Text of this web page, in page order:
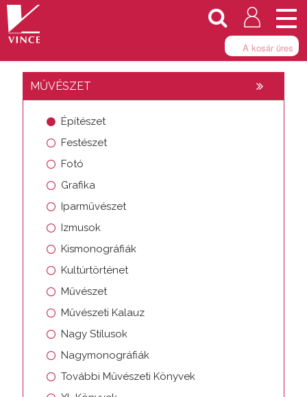
A kosár üres
MŰVÉSZET
Építészet
Festészet
Fotó
Grafika
Iparművészet
Izmusok
Kismonográfiák
Kultúrtörténet
Művészet
Művészeti Kalauz
Nagy Stílusok
Nagymonográfiák
További Művészeti Könyvek